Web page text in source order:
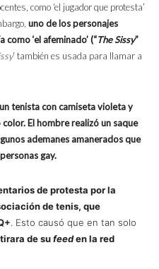
como ‘el jugador que protesta’
uno de los personajes
‘el afeminado’ (“The Sissy”
‘ también es usada para llamar a
tenista con camiseta violeta y
El hombre realizó un saque
ademanes amanerados que
gay.
de protesta por la
de tenis, que
. Esto causó que en tan solo
de sufeeden la red